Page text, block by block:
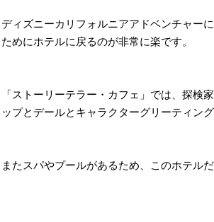
ディズニーカリフォルニアアドベンチャー
ためにホテルに戻るのが非常に楽です。
「ストーリーテラー・カフェ」では、探検
ップとデールとキャラクターグリーティン
またスパやプールがあるため、このホテル